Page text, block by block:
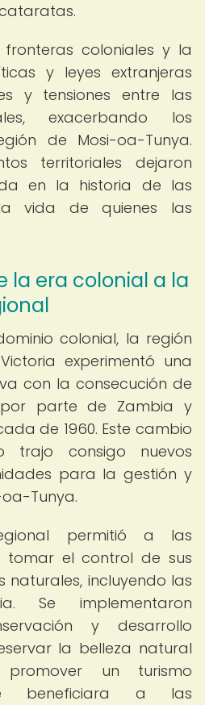
coloniales y la
y leyes extranjeras
y tensiones entre las
exacerbando los
de Mosi-oa-Tunya.
territoriales dejaron
en la historia de las
vida de quienes las
la era colonial a la
colonial, la región
experimentó una
con la consecución de
parte de Zambia y
de 1960. Este cambio
trajo consigo nuevos
para la gestión y
Tunya.
permitió a las
tomar el control de sus
naturales, incluyendo las
Se implementaron
y desarrollo
la belleza natural
un turismo
beneficiara a las